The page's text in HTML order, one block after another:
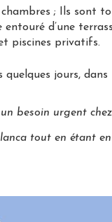
; Ils sont
entouré d’une
piscines privatifs.
jours,
besoin urgent
tout en étant